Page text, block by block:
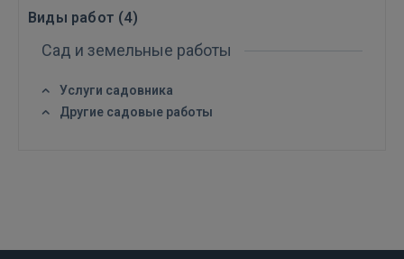
Виды работ (4)
Сад и земельные работы
Услуги садовника
Другие садовые работы